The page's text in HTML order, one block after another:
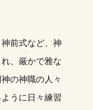
前式など、神
、厳かで雅な
の神職の人々
うに日々練習